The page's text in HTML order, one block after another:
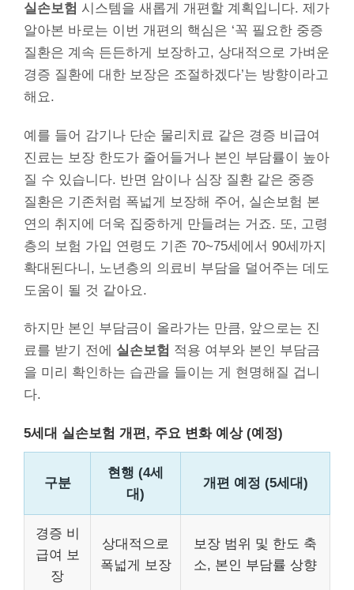
실손보험 시스템을 새롭게 개편할 계획입니다. 제가
알아본 바로는 이번 개편의 핵심은 ‘꼭 필요한 중증
질환은 계속 든든하게 보장하고, 상대적으로 가벼운
경증 질환에 대한 보장은 조절하겠다’는 방향이라고
해요.
예를 들어 감기나 단순 물리치료 같은 경증 비급여
진료는 보장 한도가 줄어들거나 본인 부담률이 높아
질 수 있습니다. 반면 암이나 심장 질환 같은 중증
질환은 기존처럼 폭넓게 보장해 주어, 실손보험 본
연의 취지에 더욱 집중하게 만들려는 거죠. 또, 고령
층의 보험 가입 연령도 기존 70~75세에서 90세까지
확대된다니, 노년층의 의료비 부담을 덜어주는 데도
도움이 될 것 같아요.
하지만 본인 부담금이 올라가는 만큼, 앞으로는 진
료를 받기 전에 실손보험 적용 여부와 본인 부담금
을 미리 확인하는 습관을 들이는 게 현명해질 겁니
다.
5세대 실손보험 개편, 주요 변화 예상 (예정)
구분
현행 (4세
대)
개편 예정 (5세대)
경증 비
급여 보
장
상대적으로
폭넓게 보장
보장 범위 및 한도 축
소, 본인 부담률 상향